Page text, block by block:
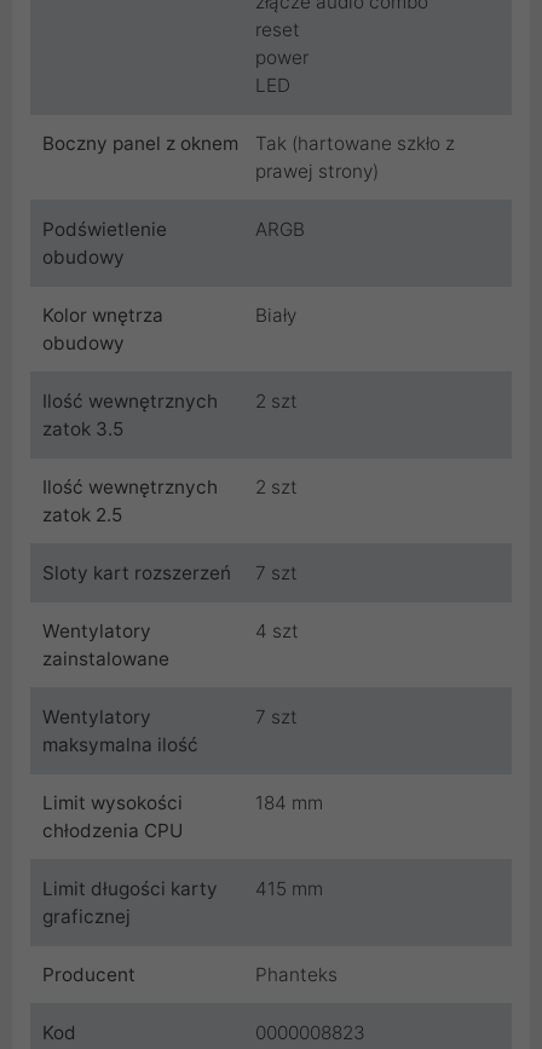
reset
power
LED
Boczny panel z oknem
Tak (hartowane szkło z
prawej strony)
Podświetlenie
obudowy
ARGB
Kolor wnętrza
obudowy
Biały
Ilość wewnętrznych
zatok 3.5
2 szt
Ilość wewnętrznych
zatok 2.5
2 szt
Sloty kart rozszerzeń 7 szt
Wentylatory
zainstalowane
4 szt
Wentylatory
maksymalna ilość
7 szt
Limit wysokości
chłodzenia CPU
184 mm
Limit długości karty
graficznej
415 mm
Producent Phanteks
Kod 0000008823